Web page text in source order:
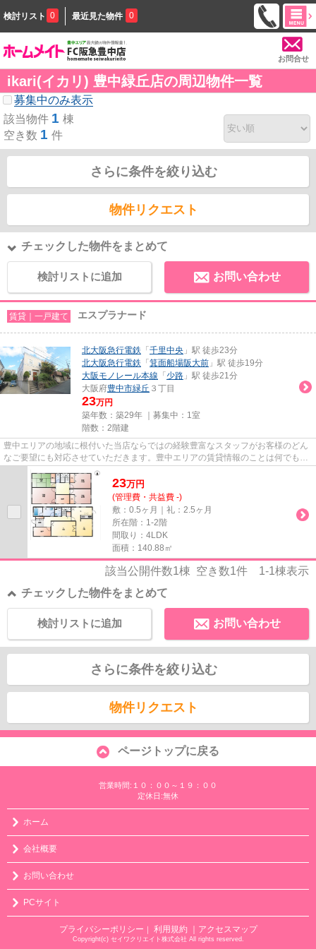
検討リスト 0 最近見た物件 0
お問合せ
ikari(イカリ) 豊中緑丘店の周辺物件一覧
募集中のみ表示
該当物件 1 棟
空き数 1 件
さらに条件を絞り込む
物件リクエスト
チェックした物件をまとめて
検討リストに追加 お問い合わせ
賃貸｜一戸建て エスプラナード
北大阪急行電鉄 「 千里中央 」駅 徒歩23分
北大阪急行電鉄 「 箕面船場阪大前 」駅 徒歩19分
大阪モノレール本線 「 少路 」駅 徒歩21分
大阪府豊中市緑丘 ３丁目
23万円
築年数：築29年 ｜募集中： 1室
階数：2階建
豊中エリアの地域に根付いた当店ならではの経験豊富なスタッフがお客様のどん
なご要望にも対応させていただきます。豊中エリアの賃貸情報のことは何でもお
気軽にご相談ください。一生...
23万円
(管理費・共益費 -)
敷：0.5ヶ月｜礼：2.5ヶ月
所在階：1-2階
間取り：4LDK
面積：140.88㎡
該当公開件数1棟 空き数1件 1-1棟表示
チェックした物件をまとめて
お問い合わせ
検討リストに追加
さらに条件を絞り込む
物件リクエスト
ページトップに戻る
営業時間:１０：００～１９：００
定休日:無休
ホーム
会社概要
お問い合わせ
PCサイト
プライバシーポリシー ｜ 利用規約 ｜アクセスマップ
Copyright(c) セイワクリエイト株式会社 All rights reserved.